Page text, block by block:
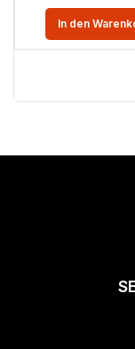
In den